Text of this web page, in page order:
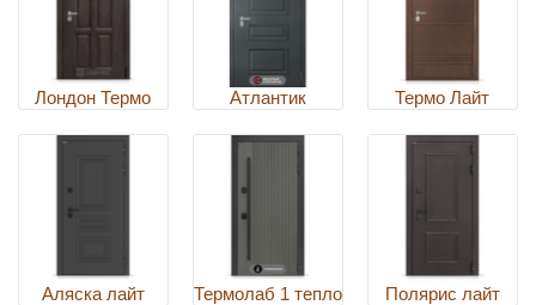
Лондон Термо Атлантик Термо Лайт
Аляска лайт Термолаб 1 тепло Полярис лайт